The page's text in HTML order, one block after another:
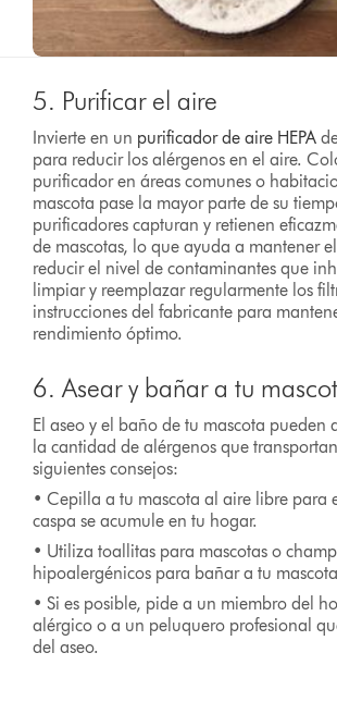
5. Purificar el aire
Invierte en un purificador de aire HEPA
para reducir los alérgenos en el aire.
purificador en áreas comunes o
mascota pase la mayor parte de su
purificadores capturan y retienen
de mascotas, lo que ayuda a mantener
reducir el nivel de contaminantes que
limpiar y reemplazar regularmente los
instrucciones del fabricante para
rendimiento óptimo.
6. Asear y bañar a tu
El aseo y el baño de tu mascota pueden
la cantidad de alérgenos que
siguientes consejos:
• Cepilla a tu mascota al aire libre para
caspa se acumule en tu hogar.
• Utiliza toallitas para mascotas o
hipoalergénicos para bañar a tu
• Si es posible, pide a un miembro del
alérgico o a un peluquero profesional
del aseo.